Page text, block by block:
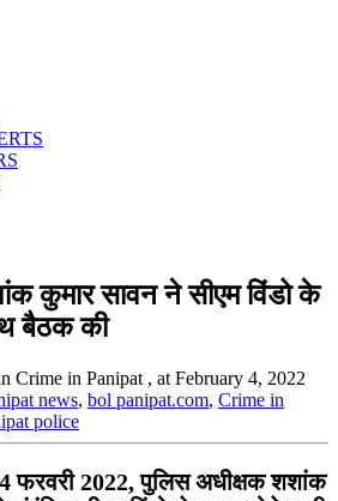
कुमार सावन ने सीएम विंडो के
बैठक की
Crime in Panipat , at February 4, 2022
news, bol panipat.com, Crime in
police
2022, पुलिस अधीक्षक शशांक